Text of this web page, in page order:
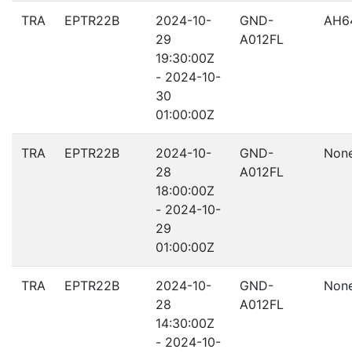
TRA EPTR22B
2024-10-
29
19:30:00Z
- 2024-10-
30
01:00:00Z
GND-
A012FL
TRA EPTR22B
2024-10-
28
18:00:00Z
- 2024-10-
29
01:00:00Z
GND-
A012FL
TRA EPTR22B
2024-10-
28
14:30:00Z
- 2024-10-
GND-
A012FL